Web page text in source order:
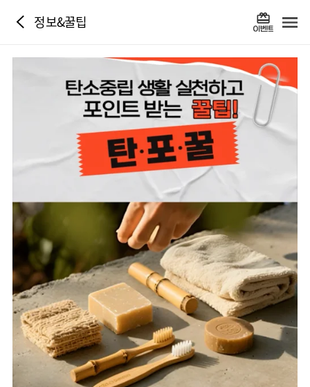
정보&꿀팁